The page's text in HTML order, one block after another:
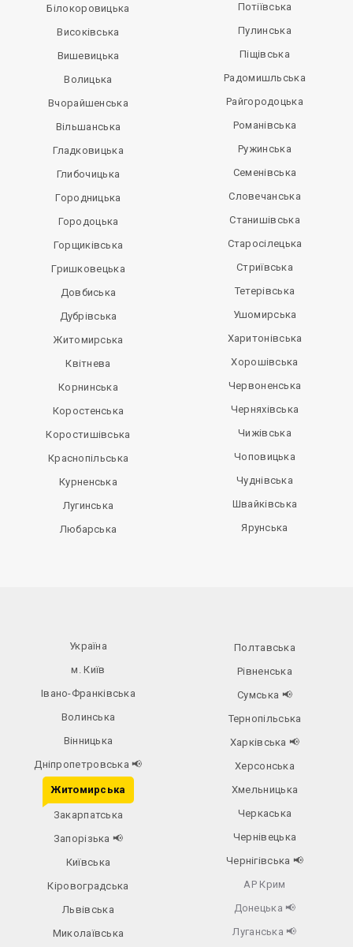
Білокоровицька
Високівська
Вишевицька
Волицька
Вчорайшенська
Вільшанська
Гладковицька
Глибочицька
Городницька
Городоцька
Горщиківська
Гришковецька
Довбиська
Дубрівська
Житомирська
Квітнева
Корнинська
Коростенська
Коростишівська
Краснопільська
Курненська
Лугинська
Любарська
Потіївська
Пулинська
Піщівська
Радомишльська
Райгородоцька
Романівська
Ружинська
Семенівська
Словечанська
Станишівська
Старосілецька
Стриївська
Тетерівська
Ушомирська
Харитонівська
Хорошівська
Червоненська
Черняхівська
Чижівська
Чоповицька
Чуднівська
Швайківська
Ярунська
Україна
м. Київ
Івано-Франківська
Волинська
Вінницька
Дніпропетровська📢
Житомирська
Закарпатська
Запорізька 📢
Київська
Кіровоградська
Львівська
Миколаївська
Полтавська
Рівненська
Сумська 📢
Тернопільська
Харківська 📢
Херсонська
Хмельницька
Черкаська
Чернівецька
Чернігівська 📢
АР Крим
Донецька 📢
Луганська 📢